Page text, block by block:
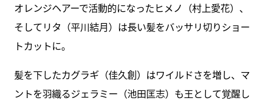
オレンジヘアーで活動的になったヒメノ（村上愛花）、
そしてリタ（平川結月）は長い髪をバッサリ切りショー
トカットに。
髪を下したカグラギ（佳久創）はワイルドさを増し、マ
ントを羽織るジェラミー（池田匡志）も王として覚醒し